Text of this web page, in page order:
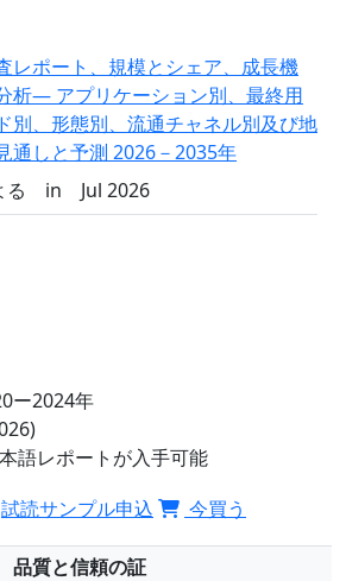
レポート、規模とシェア、成長機
析― アプリケーション別、最終用
別、形態別、流通チャネル別及び地
通しと予測 2026－2035年
る
in Jul 2026
ー2024年
語レポートが入手可能
試読サンプル申込 今買う
品質と信頼の証